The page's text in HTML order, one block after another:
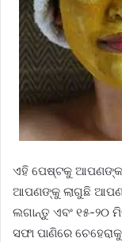
ଏହି ପେଷ୍ଟକୁ ଆପଣଙ୍କ
ଆପଣଙ୍କୁ ଲାଗୁଛି
ଲଗାନ୍ତୁ ଏବଂ ୧୫-୨୦
ସଫା ପାଣିରେ